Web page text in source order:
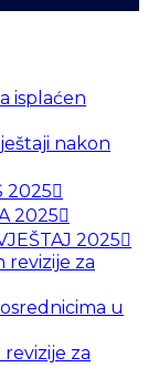
isplaćen
nakon
2025
2025
2025
revizije za
u
za